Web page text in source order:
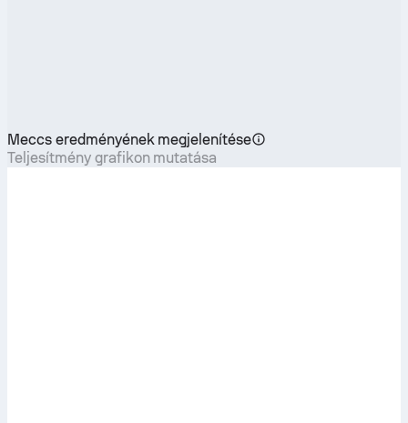
Meccs eredményének megjelenítése
Teljesítmény grafikon mutatása